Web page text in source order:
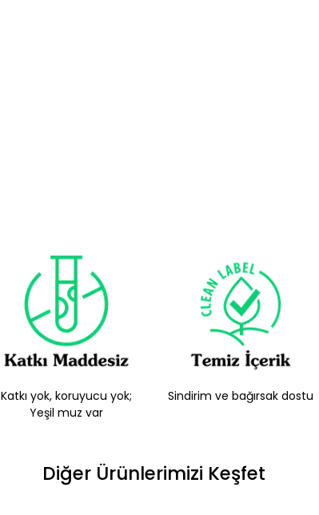
Katkı yok, koruyucu yok;
Yeşil muz var
Sindirim ve bağırsak dostu
Diğer Ürünlerimizi Keşfet